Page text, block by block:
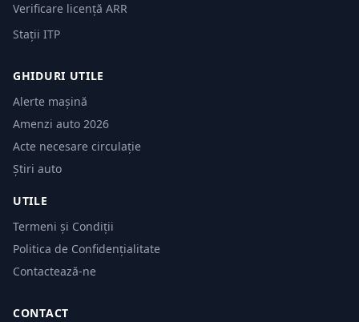
Verificare licență ARR
Stații ITP
GHIDURI UTILE
Alerte mașină
Amenzi auto 2026
Acte necesare circulație
Știri auto
UTILE
Termeni și Condiții
Politica de Confidențialitate
Contactează-ne
CONTACT